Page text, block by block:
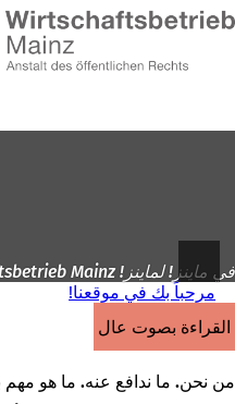
إلى
الصفحة
في ماينز! لماينز! Wirtschaftsbetrieb Mainz!
مرحباً بك في موقعنا!
القراءة بصوت عالٍ
من نحن. ما ندافع عنه. ما هو مهم